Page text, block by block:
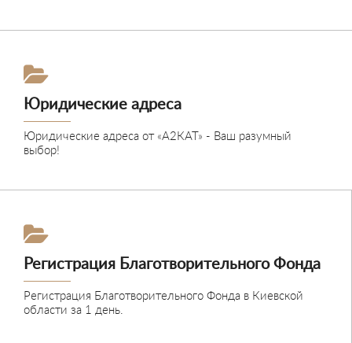
Юридические адреса
Юридические адреса от «А2КАТ» - Ваш разумный
выбор!
Регистрация Благотворительного Фонда
Регистрация Благотворительного Фонда в Киевской
области за 1 день.